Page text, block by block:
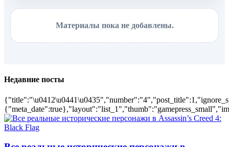
Материалы пока не добавлены.
Недавние посты